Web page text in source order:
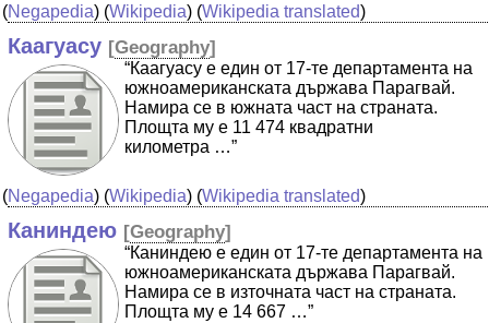
(Negapedia) (Wikipedia) (Wikipedia translated)
Каагуасу [Geography]
“Каагуасу е един от 17-те департамента на
южноамериканската държава Парагвай.
Намира се в южната част на страната.
Площта му е 11 474 квадратни
километра …”
(Negapedia) (Wikipedia) (Wikipedia translated)
Каниндею [Geography]
“Каниндею е един от 17-те департамента на
южноамериканската държава Парагвай.
Намира се в източната част на страната.
Площта му е 14 667 …”